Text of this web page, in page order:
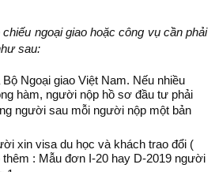
ngoại giao hoặc công vụ cần phải
sau:
Ngoại giao Việt Nam. Nếu nhiều
hàm, người nộp hồ sơ đầu tư phải
người sau mỗi người nộp một bản
xin visa du học và khách trao đổi (
: Mẫu đơn I-20 hay D-2019 người